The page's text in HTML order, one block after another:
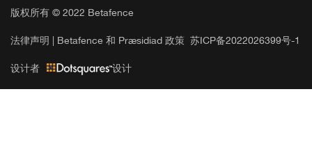
版权所有 © 2022 Betafence
法律声明 | Betafence 和 Præsidiad 政策 苏ICP备2022026399号-1
设计者 设计